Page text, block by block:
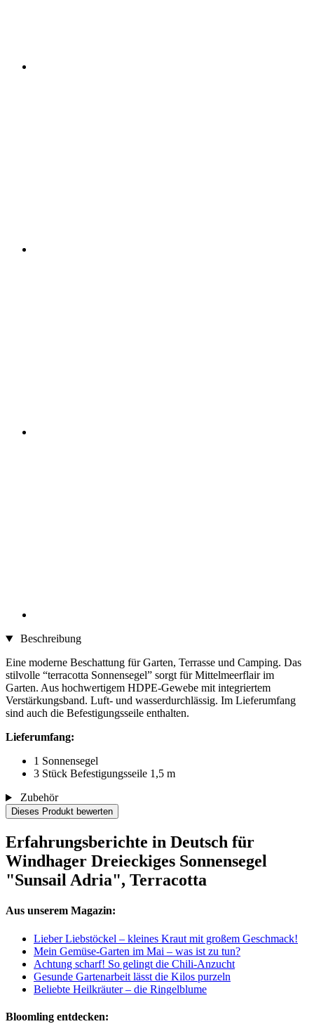
Beschreibung
Eine moderne Beschattung für Garten, Terrasse und Camping. Das
stilvolle “terracotta Sonnensegel” sorgt für Mittelmeerflair im
Garten. Aus hochwertigem HDPE-Gewebe mit integriertem
Verstärkungsband. Luft- und wasserdurchlässig. Im Lieferumfang
sind auch die Befestigungsseile enthalten.
Lieferumfang:
1 Sonnensegel
3 Stück Befestigungsseile 1,5 m
Zubehör
Dieses Produkt bewerten
Erfahrungsberichte in Deutsch für
Windhager Dreieckiges Sonnensegel
"Sunsail Adria", Terracotta
Aus unserem Magazin:
Lieber Liebstöckel – kleines Kraut mit großem Geschmack!
Mein Gemüse-Garten im Mai – was ist zu tun?
Achtung scharf! So gelingt die Chili-Anzucht
Gesunde Gartenarbeit lässt die Kilos purzeln
Beliebte Heilkräuter – die Ringelblume
Bloomling entdecken: